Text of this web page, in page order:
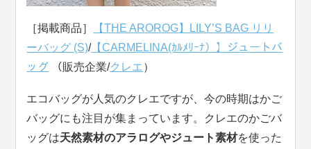
［掲載商品］
【THE AROROG】LILY’S BAG リリ
ーバッグ (S)/【CARMELINA(ｶﾙﾒﾘｰﾅ）】ジュートバ
ッグ （販売企業/クレエ）
エコバッグが人気のクレエですが、今の時期はかご
バッグにも注目が集まっています。クレエのかごバ
ッグは天然素材のアラログやジュート素材を使った